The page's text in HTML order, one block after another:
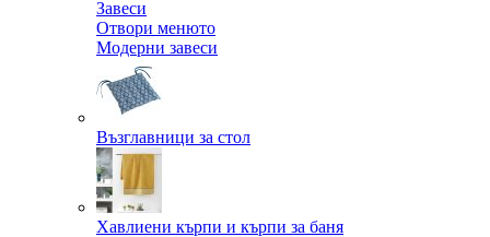
Завеси
Отвори менюто
Модерни завеси
Възглавници за стол
Хавлиени кърпи и кърпи за баня